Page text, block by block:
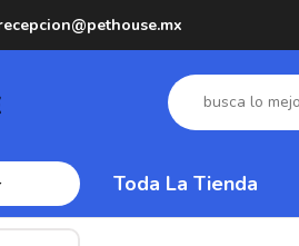
Toda La Tienda